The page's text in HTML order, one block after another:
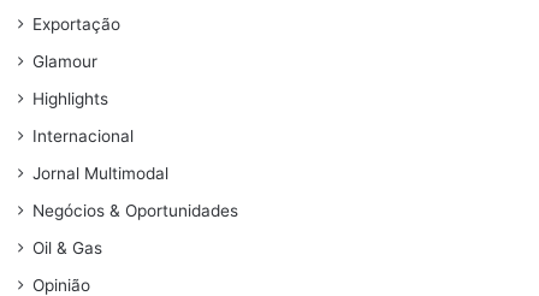
Exportação
Glamour
Highlights
Internacional
Jornal Multimodal
Negócios & Oportunidades
Oil & Gas
Opinião